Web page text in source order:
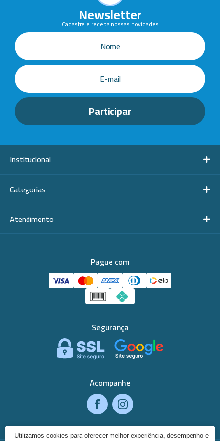
Newsletter
Cadastre e receba nossas novidades
Institucional
Categorias
Atendimento
Pague com
Segurança
Acompanhe
Utilizamos cookies para oferecer melhor experiência, desempenho e